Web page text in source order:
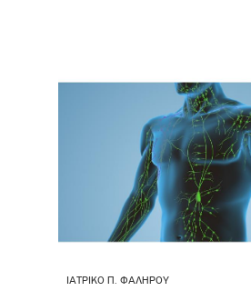
ΙΑΤΡΙΚΟ Π. ΦΑΛΗΡΟΥ